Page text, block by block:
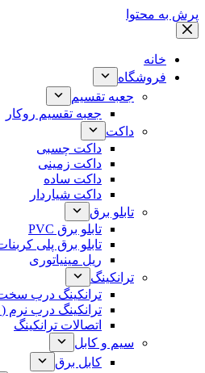
پرش به محتوا
خانه
فروشگاه
جعبه تقسیم
جعبه تقسیم روکار
داکت
داکت چسبی
داکت زمینی
داکت ساده
داکت شیاردار
تابلو برق
تابلو برق PVC
تابلو برق پلی
ریل مینیاتوری
ترانکینگ
ترانکینگ درب سخت
ترانکینگ درب نرم (۵۰*۱۰۵)
اتصالات ترانکینگ
سیم و کابل
کابل برق